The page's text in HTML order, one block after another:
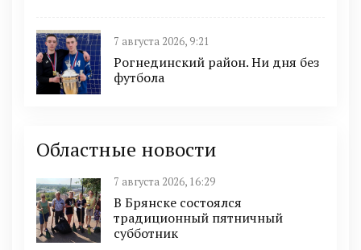
7 августа 2026, 9:21
Рогнединский район. Ни дня без
футбола
Областные новости
7 августа 2026, 16:29
В Брянске состоялся
традиционный пятничный
субботник